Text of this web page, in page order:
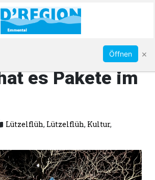
Abonnieren
es Pakete im
Lützelflüh, Lützelflüh, Kultur,
Öffnen ×